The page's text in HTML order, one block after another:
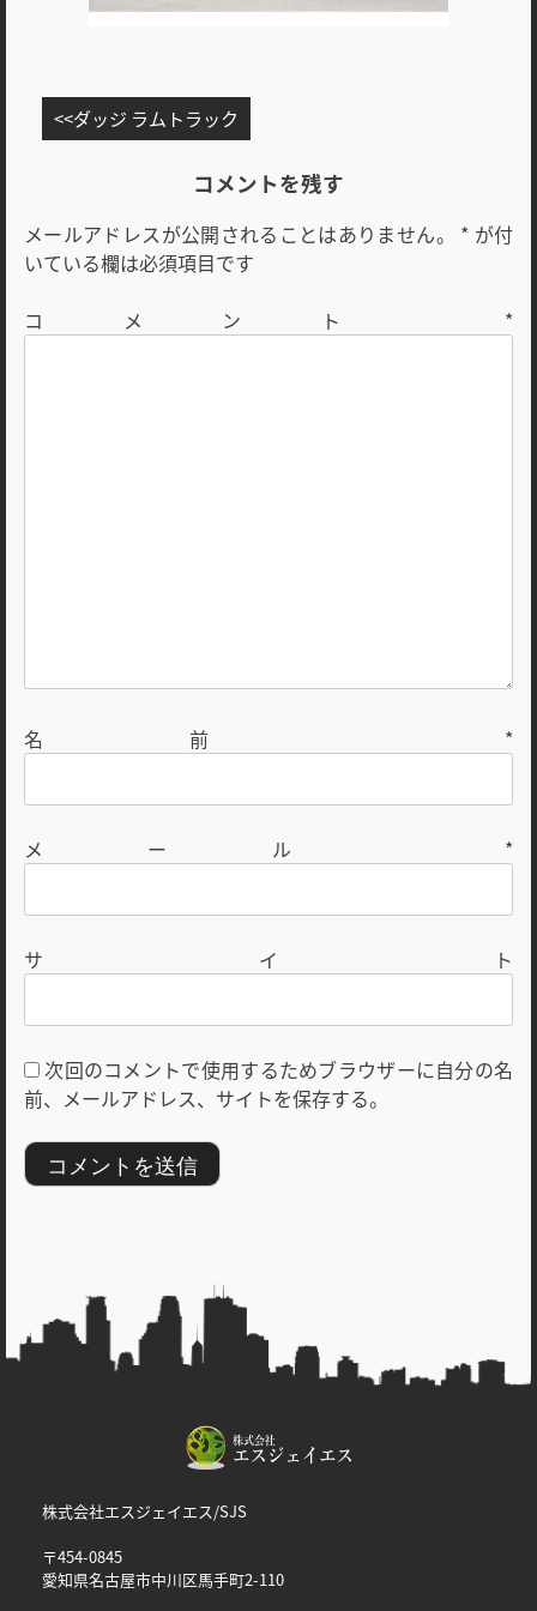
稿
ゲ
ー
ョ
ダッジ ラムトラック
コメントを残す
メールアドレスが公開されることはありません。 * が付
いている欄は必須項目です
コメント *
名前 *
メール *
サイト
次回のコメントで使用するためブラウザーに自分の名
前、メールアドレス、サイトを保存する。
株式会社エスジェイエス/SJS
〒454-0845
愛知県名古屋市中川区馬手町2-110